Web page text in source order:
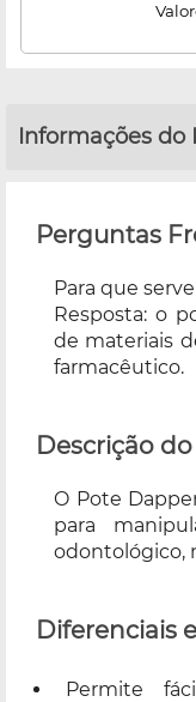
Informações do
Perguntas
Para que
Resposta: o
de materiais
farmacêutico.
Descrição
O Pote
para
odontológico,
Diferenciais
Permite